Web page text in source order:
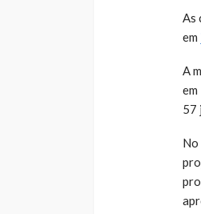
As
em
A
em
57